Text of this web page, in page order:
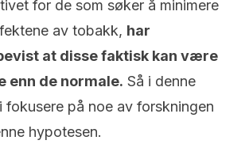
for de som søker å minimere
av tobakk, har
at disse faktisk kan være
enn de normale. Så i denne
fokusere på noe av forskningen
hypotesen.